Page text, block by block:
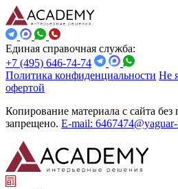
Единая справочная служба:
+7 (495) 646-74-74
Политика конфиденциальности Не
офертой
Копирование материала с сайта
запрещено. E-mail: